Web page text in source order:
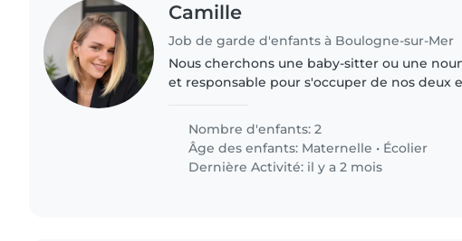
Camille
Job de garde d'enfants à Boulogne-sur-Mer
Nous cherchons une baby-sitter ou une
et responsable pour s'occuper de nos deux
enfants sont affectueux,..
Nombre d'enfants: 2
Âge des enfants: Maternelle • Écolier
Dernière Activité: il y a 2 mois